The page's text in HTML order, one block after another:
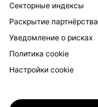
Секторные индексы
Раскрытие партнёрства
Уведомление о рисках
Политика cookie
Настройки cookie